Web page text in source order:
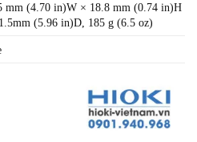
mm (4.70 in)W × 18.8 mm (0.74 in)H
(5.96 in)D, 185 g (6.5 oz)